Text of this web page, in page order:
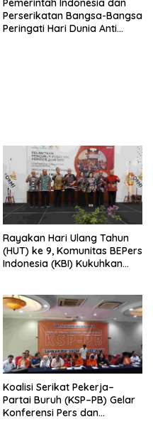
Pemerintah Indonesia dan
Perserikatan Bangsa-Bangsa
Peringati Hari Dunia Anti
Rayakan Hari Ulang Tahun
(HUT) ke 9, Komunitas BEPers
Indonesia (KBI) Kukuhkan
Tema: “Penguatan dan
Pengembangan Organisasi
KBI yang Berbasis Riset di
seluruh Indonesia dan
Mancanegara”.
Koalisi Serikat Pekerja–
Partai Buruh (KSP–PB) Gelar
Konferensi Pers dan